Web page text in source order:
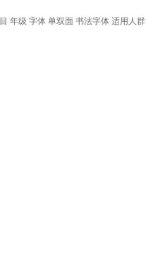
年级 字体 单双面 书法字体 适用人群